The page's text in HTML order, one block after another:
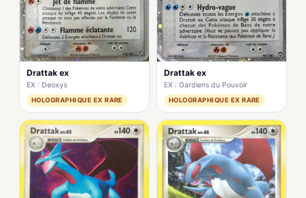
Drattak ex
EX : Deoxys
HOLOGRAPHIQUE EX RARE
Drattak ex
EX : Gardiens du Pouvoir
HOLOGRAPHIQUE EX RARE